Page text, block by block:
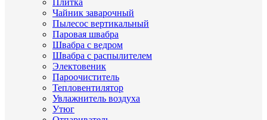
Чайник заварочный
Пылесос вертикальный
Паровая швабра
Швабра с ведром
Швабра с распылителем
Электовеник
Пароочиститель
Тепловентилятор
Увлажнитель воздуха
Утюг